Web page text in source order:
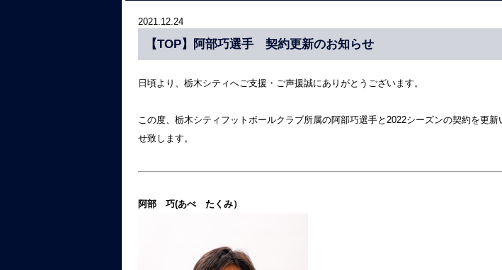
2021.12.24
【TOP】阿部巧選手 契約更新のお知らせ
日頃より、栃木シティへご支援・ご声援誠にありがとうございます。
この度、栃木シティフットボールクラブ所属の阿部巧選手と2022シーズンの契約を更新
せ致します。
阿部 巧(あべ たくみ）